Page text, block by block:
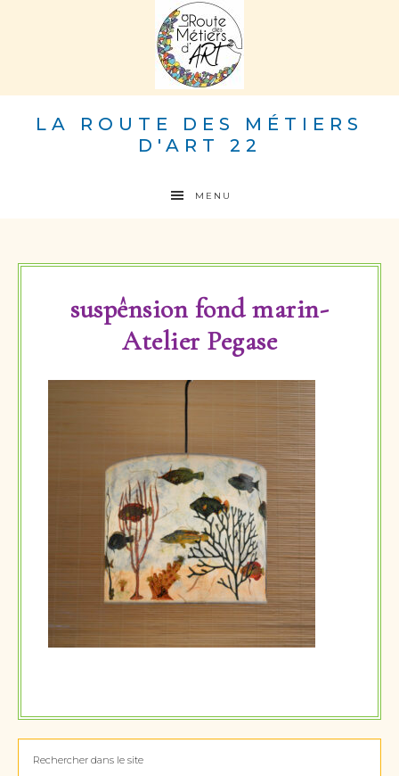
LA ROUTE DES MÉTIERS
D'ART 22
MENU
suspênsion fond marin-
Atelier Pegase